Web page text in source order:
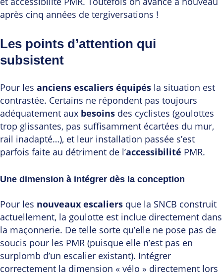
après cinq années de tergiversations !
Les points d’attention qui
subsistent
Pour les anciens escaliers équipés la situation est
contrastée. Certains ne répondent pas toujours
adéquatement aux besoins des cyclistes (goulottes
trop glissantes, pas suffisamment écartées du mur,
rail inadapté…), et leur installation passée s’est
parfois faite au détriment de l’accessibilité PMR.
Une dimension à intégrer dès la conception
Pour les nouveaux escaliers que la SNCB construit
actuellement, la goulotte est inclue directement dans
la maçonnerie. De telle sorte qu’elle ne pose pas de
soucis pour les PMR (puisque elle n’est pas en
surplomb d’un escalier existant). Intégrer
correctement la dimension « vélo » directement lors